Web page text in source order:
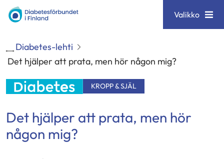
Siirry
sisältöön
Diabetesförbundet Valikko
Diabetes-lehti
Det hjälper att prata, men hör någon mig?
KROPP & SJÄL
Det hjälper att prata, men hör
någon mig?